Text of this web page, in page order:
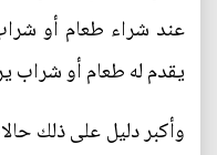
عند شراء طعام أو
يقدم له طعام أو شراب
وأكبر دليل على ذلك